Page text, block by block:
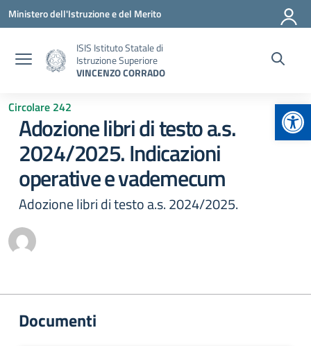
Vai ai contenuti
Vai al menu di navigazione
Vai al footer
Ministero dell'Istruzione e del Merito
ISIS Istituto Statale di
Istruzione Superiore
VINCENZO CORRADO
Circolare 242
Adozione libri di testo a.s.
2024/2025. Indicazioni
operative e vademecum
Adozione libri di testo a.s. 2024/2025.
Documenti